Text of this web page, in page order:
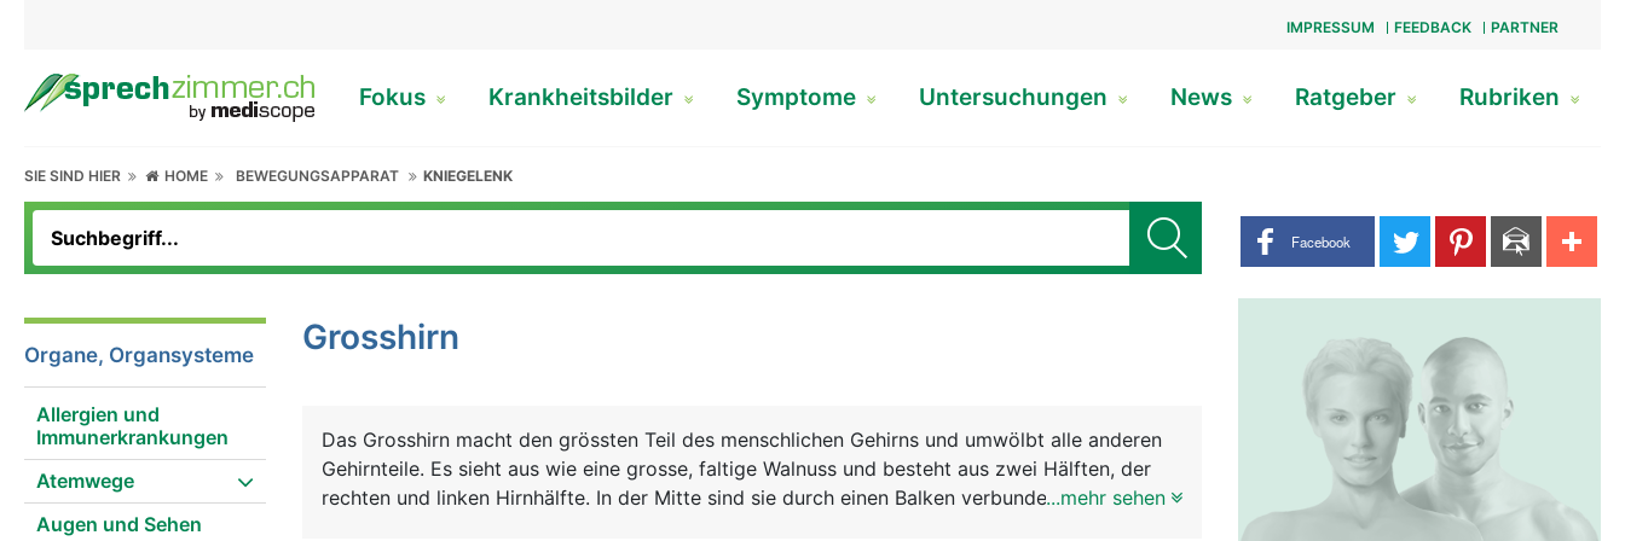
IMPRESSUM FEEDBACK PARTNER
Fokus Krankheitsbilder Symptome Untersuchungen News Ratgeber Rubriken
SIE SIND HIER HOME BEWEGUNGSAPPARAT KNIEGELENK
Share buttons
Facebook
Organe, Organsysteme
Allergien und
Immunerkrankungen
Atemwege
Augen und Sehen
Grosshirn
Das Grosshirn macht den grössten Teil des menschlichen Gehirns und umwölbt alle anderen
Gehirnteile. Es sieht aus wie eine grosse, faltige Walnuss und besteht aus zwei Hälften, der
rechten und linken Hirnhälfte. In der Mitte sind sie durch einen Balken verbunden, über den
...mehr sehen